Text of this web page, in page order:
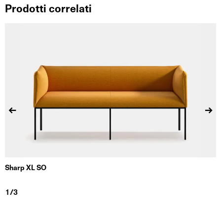
Prodotti correlati
Sharp XL SO